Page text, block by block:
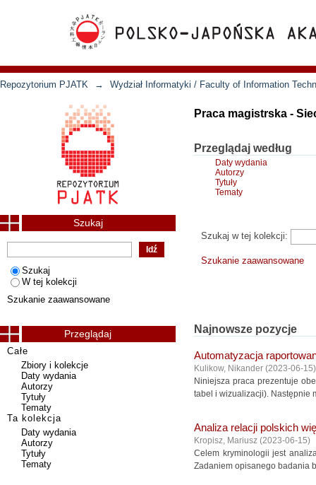
Repozytorium PJATK → Wydział Informatyki / Faculty of Information
Praca magistrska -
Przeglądaj według
Daty wydania
Autorzy
Tytuły
Tematy
Szukaj w tej kolekcji:
Szukanie zaawansowane
Najnowsze pozycje
Automatyzacja
Kulikow, Nikander (2023-06-15)
Niniejsza praca prezentuje
tabel i wizualizacji). Następnie
Analiza relacji polskich
Kropisz, Mariusz (2023-06-15)
Celem kryminologii jest
Zadaniem opisanego badania
Szukaj
Szukaj
W tej kolekcji
Szukanie zaawansowane
Przeglądaj
Całe
Zbiory i kolekcje
Daty wydania
Autorzy
Tytuły
Tematy
Ta kolekcja
Daty wydania
Autorzy
Tytuły
Tematy